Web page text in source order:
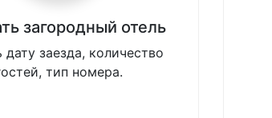
загородный отель
дату заезда, количество
тип номера.